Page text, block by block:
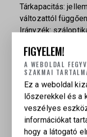
Tárkapacitás:
változattól függően
Irányzék:
Optika
Sín: Picatinny sín
Felhasználás:
lövészet, lőtéri
FIGYELEM!
A WEBOLDAL
SZAKMAI
Ez a weboldal
lőszerekkel és a
veszélyes
információkat
hogy a látogató